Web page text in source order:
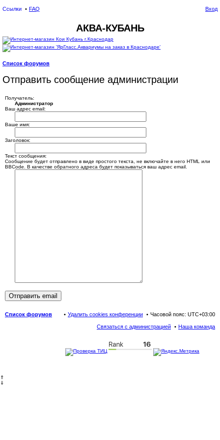
Ссылки FAQ Вход
АКВА-КУБАНЬ
Список форумов
Отправить сообщение администрации
Получатель:
Администратор
Ваш адрес email:
Ваше имя:
Заголовок:
Текст сообщения:
Сообщение будет отправлено в виде простого текста, не включайте в него HTML или
BBCode. В качестве обратного адреса будет показываться ваш адрес email.
Список форумов Часовой пояс: UTC+03:00
Удалить cookies конференции
Наша команда
Связаться с администрацией
⇑
⇓